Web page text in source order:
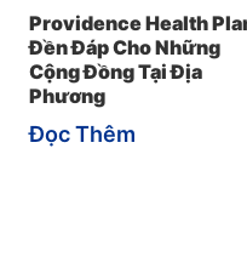
Providence Health
Đền Đáp Cho Những
Cộng Đồng Tại Địa
Phương
Đọc Thêm